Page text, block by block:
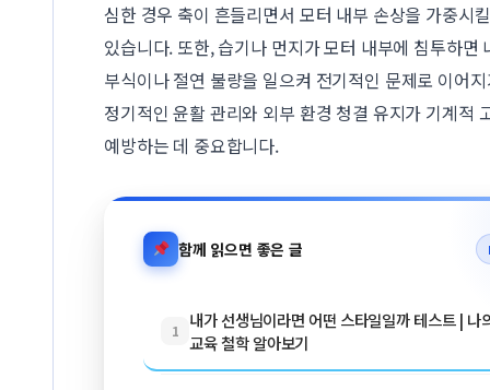
심한 경우 축이 흔들리면서 모터 내부 손상을 가중시
있습니다. 또한, 습기나 먼지가 모터 내부에 침투하면
부식이나 절연 불량을 일으켜 전기적인 문제로 이어
정기적인 윤활 관리와 외부 환경 청결 유지가 기계적
예방하는 데 중요합니다.
함께 읽으면 좋은 글
1
내가 선생님이라면 어떤 스타일일까 테스트 | 나
교육 철학 알아보기